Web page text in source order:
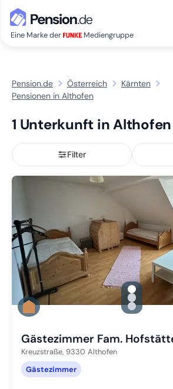
Eine Marke der Mediengruppe
Pension.de Österreich
Kärnten
Pensionen in Althofen
1 Unterkunft in Althofen
Filter
Zu Slide 1
Zu Slide 2
Zu Slide 3
Gästezimmer Fam.
Kreuzstraße, 9330 Althofen
Gästezimmer